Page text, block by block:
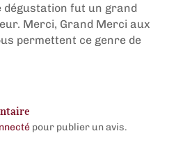
dégustation fut un grand
Merci, Grand Merci aux
permettent ce genre de
pour publier un avis.